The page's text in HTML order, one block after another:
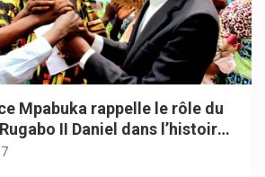
Mpabuka rappelle le rôle du
II Daniel dans l’histoire
du Congo